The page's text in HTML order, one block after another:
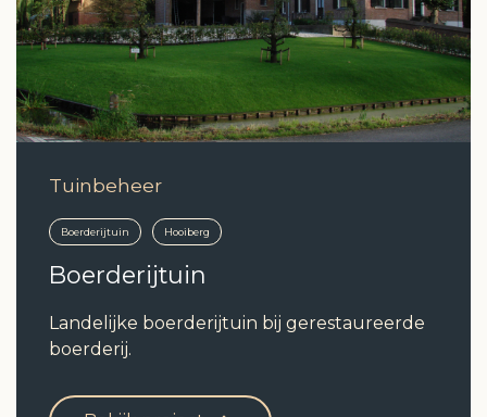
Tuinbeheer
Boerderijtuin Hooiberg
Boerderijtuin
Landelijke boerderijtuin bij gerestaureerde
boerderij.